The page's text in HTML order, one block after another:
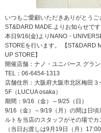
いつもご愛顧いただきありがとうご
ST&DARD MADE.よりお知らせです
本日9/16(金)よりNANO・
STOREを行います。 【ST&DARD
UP STORE】
開催店舗：ナノ・ユニバース グラ
TEL：06-6454-1313
店舗住所：大阪府大阪市北区梅田
5F（LUCUA osaka）
期間：9/16（金）～9/25（日）
9/16（金）～9/19（月）の間は日
ルトを当店のスタッフがその場でカ
（当日お渡しは9月19日（月）